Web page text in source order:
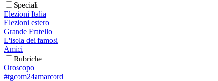
Speciali
Elezioni Italia
Elezioni estero
Grande Fratello
L'isola dei famosi
Amici
Rubriche
Oroscopo
#tgcom24amarcord